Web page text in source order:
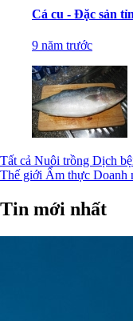
Cá cu - Đặc sản
9 năm trước
Tất cả Nuôi trồng Dịch
Thế giới Ẩm thực Doanh
Tin mới nhất